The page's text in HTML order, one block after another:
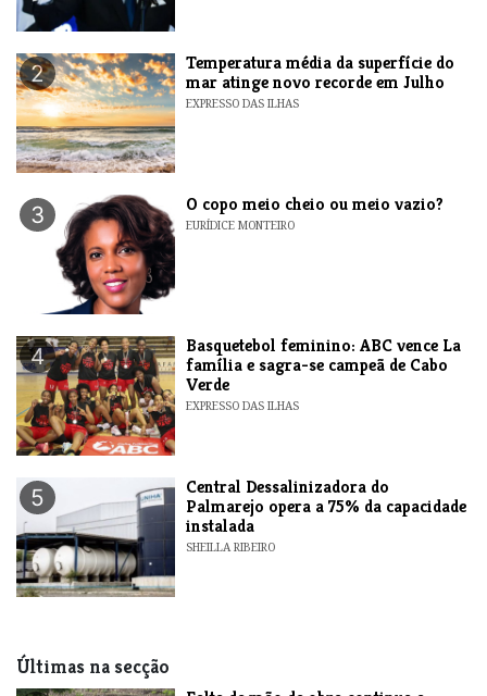
2
Temperatura média da superfície do
mar atinge novo recorde em Julho
EXPRESSO DAS ILHAS
3 O copo meio cheio ou meio vazio?
EURÍDICE MONTEIRO
4
Basquetebol feminino: ABC vence La
família e sagra-se campeã de Cabo
Verde
EXPRESSO DAS ILHAS
5
Central Dessalinizadora do
Palmarejo opera a 75% da capacidade
instalada
SHEILLA RIBEIRO
Últimas na secção